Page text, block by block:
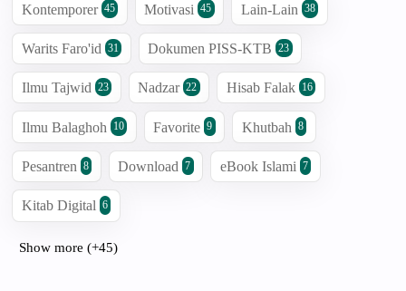
Kontemporer 45 Motivasi 45 Lain-Lain 38
Warits Faro'id 31 Dokumen PISS-KTB 23
Ilmu Tajwid 23 Nadzar 22 Hisab Falak 16
Ilmu Balaghoh 10 Favorite 9 Khutbah 8
Pesantren 8 Download 7 eBook Islami 7
Kitab Digital 6
Show more (+45)